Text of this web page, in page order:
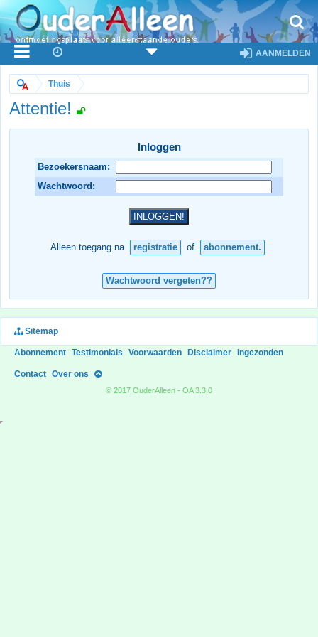
AANMELDEN
Thuis
Attentie!
Inloggen
Bezoekersnaam:
Wachtwoord:
Alleen toegang na registratie of abonnement.
Wachtwoord vergeten??
Sitemap
Abonnement Testimonials Voorwaarden Disclaimer Ingezonden
Contact Over ons
© 2017 OuderAlleen - OA 3.3.0